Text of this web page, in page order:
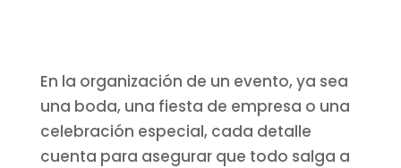
En la organización de un evento, ya sea
una boda, una fiesta de empresa o una
celebración especial, cada detalle
cuenta para asegurar que todo salga a